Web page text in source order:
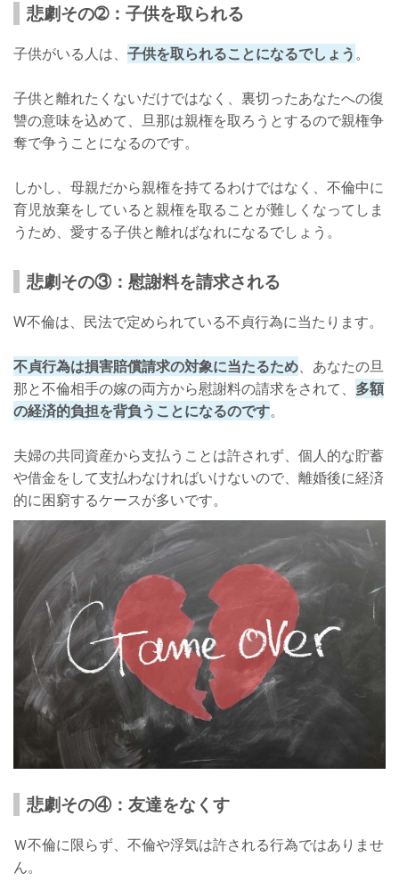
悲劇その➁：子供を取られる
子供がいる人は、 子供を取られることになるでしょう。
子供と離れたくないだけではなく、裏切ったあなたへの復
讐の意味を込めて、旦那は親権を取ろうとするので親権争
奪で争うことになるのです。
しかし、母親だから親権を持てるわけではなく、不倫中に
育児放棄をしていると親権を取ることが難しくなってしま
うため、愛する子供と離ればなれになるでしょう。
悲劇その③：慰謝料を請求される
W不倫は、民法で定められている不貞行為に当たります。
不貞行為は損害賠償請求の対象に当たるため、あなたの旦
那と不倫相手の嫁の両方から慰謝料の請求をされて、 多額
の経済的負担を背負うことになるのです。
夫婦の共同資産から支払うことは許されず、個人的な貯蓄
や借金をして支払わなければいけないので、離婚後に経済
的に困窮するケースが多いです。
悲劇その④：友達をなくす
Ｗ不倫に限らず、不倫や浮気は許される行為ではありませ
ん。